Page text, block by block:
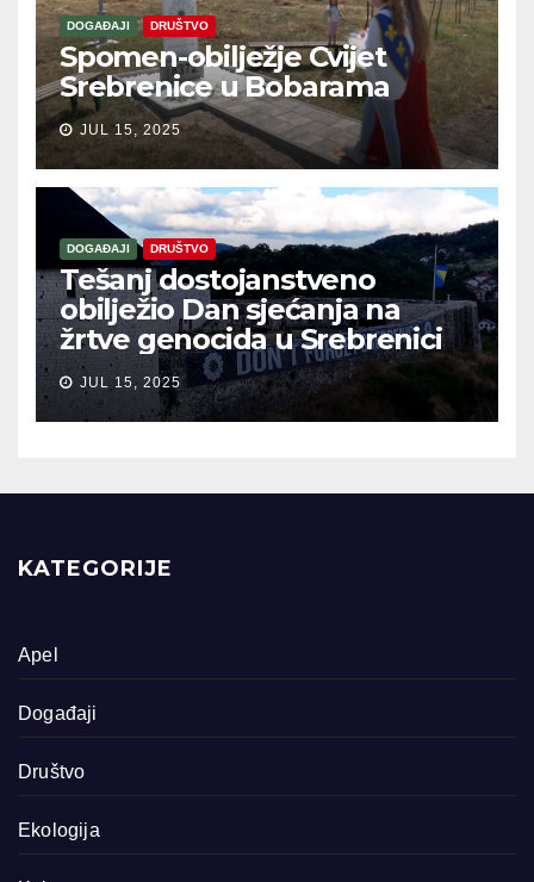
DOGAĐAJI DRUŠTVO
Spomen-obilježje Cvijet
Srebrenice u Bobarama
JUL 15, 2025
DOGAĐAJI DRUŠTVO
Tešanj dostojanstveno
obilježio Dan sjećanja na
žrtve genocida u Srebrenici
JUL 15, 2025
KATEGORIJE
Apel
Događaji
Društvo
Ekologija